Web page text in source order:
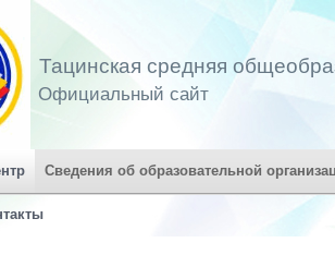
Тацинская средняя
Официальный сайт
Сведения об образовательной